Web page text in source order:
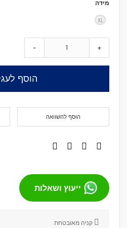
מידה
XL
- +
הוסף
הוסף להשוואה
ייעוץ ושאלות
קניה מאובטחת